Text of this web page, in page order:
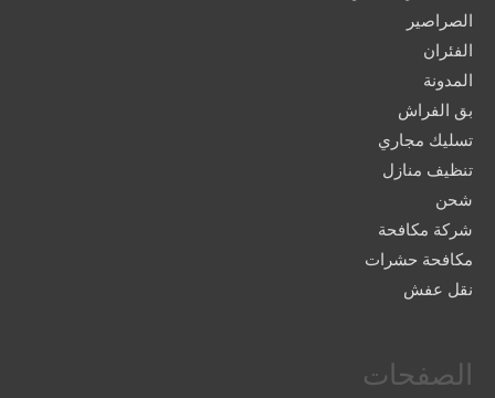
الصراصير
الفئران
المدونة
بق الفراش
تسليك مجاري
تنظيف منازل
شحن
شركة مكافحة
مكافحة حشرات
نقل عفش
الصفحات